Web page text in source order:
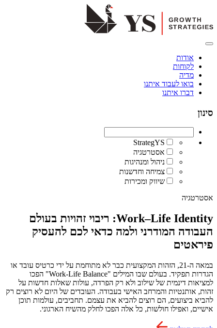
אודות
לקוחות
מדיה
בואו לעבוד איתנו
דברו איתנו
סינון
StrategYS
אסטרטגיה
ניהול ומנהיגות
צמיחה וחדשנות
שיווק ומכירות
אסטרטגיה
Work–Life Identity: ריבוי זהויות בעולם
העבודה המודרני ולמה כדאי לכם להעסיק
פיראטים
במאה ה-21, הזהות המקצועית כבר לא מתוחמת על ידי כרטיס עובד או
הגדרות תפקיד. בעולם שבו המילים "Work-Life Balance" הפכו
למציאות דינמית של שילוב ולא רק הפרדה, עולות שאלות חדשות על
זהות, אותנטיות והמרחב האישי בעבודה. העובדים של היום לא רוצים רק
להביא ביצועים, הם רוצים להביא את עצמם. תחביבים, עולמות תוכן
אישיים, ואפילו חולשות, כל אלה הפכו לחלק מהשיח הארגוני.